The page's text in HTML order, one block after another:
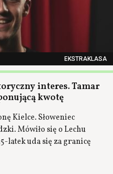
EKSTRAKLASA
interes. Tamar
kwotę
Kielce. Słoweniec
Mówiło się o Lechu
latek uda się za granicę